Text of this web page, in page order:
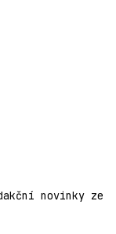
novinky ze